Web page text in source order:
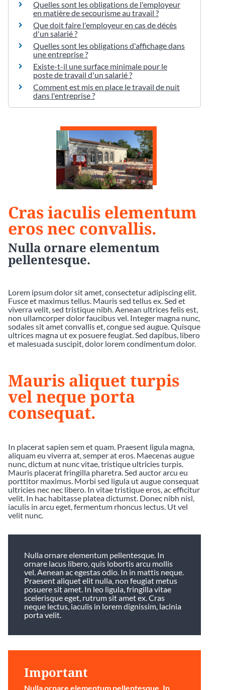
Quelles sont les obligations de l'employeur
en matière de secourisme au travail ?
Que doit faire l'employeur en cas de décès
d'un salarié ?
Quelles sont les obligations d'affichage dans
une entreprise ?
Existe-t-il une surface minimale pour le
poste de travail d'un salarié ?
Comment est mis en place le travail de nuit
dans l'entreprise ?
Cras iaculis elementum
eros nec convallis.
Nulla ornare elementum
pellentesque.
Lorem ipsum dolor sit amet, consectetur adipiscing elit.
Fusce et maximus tellus. Mauris sed tellus ex. Sed et
viverra velit, sed tristique nibh. Aenean ultrices felis est,
non ullamcorper dolor faucibus vel. Integer magna nunc,
sodales sit amet convallis et, congue sed augue. Quisque
ultrices magna ut ex posuere feugiat. Sed dapibus, libero
et malesuada suscipit, dolor lorem condimentum dolor.
Mauris aliquet turpis
vel neque porta
consequat.
In placerat sapien sem et quam. Praesent ligula magna,
aliquam eu viverra at, semper at eros. Maecenas augue
nunc, dictum at nunc vitae, tristique ultricies turpis.
Mauris placerat fringilla pharetra. Sed auctor arcu eu
porttitor maximus. Morbi sed ligula ut augue consequat
ultricies nec nec libero. In vitae tristique eros, ac efficitur
velit. In hac habitasse platea dictumst. Donec nibh nisl,
iaculis in arcu eget, fermentum rhoncus lectus. Ut vel
velit nunc.
Nulla ornare elementum pellentesque. In
ornare lacus libero, quis lobortis arcu mollis
vel. Aenean ac egestas odio. In in mattis neque.
Praesent aliquet elit nulla, non feugiat metus
posuere sit amet. In leo ligula, fringilla vitae
scelerisque eget, rutrum sit amet ex. Cras
neque lectus, iaculis in lorem dignissim, lacinia
porta velit.
Important
Nulla ornare elementum pellentesque. In